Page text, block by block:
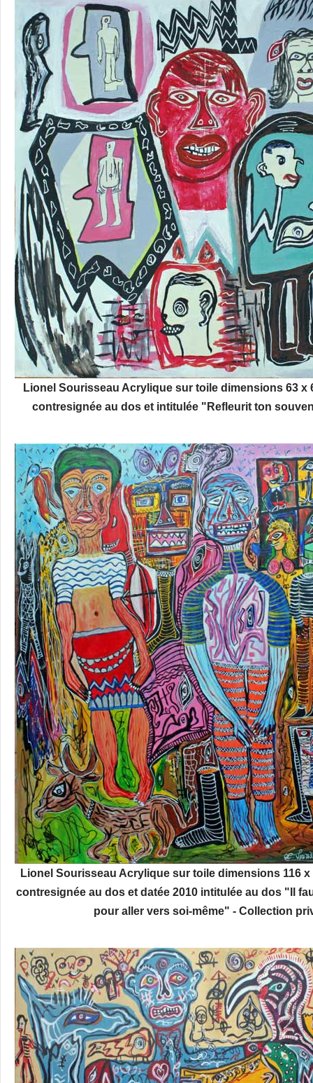
Lionel Sourisseau Acrylique sur toile dimensions 63 x
contresignée au dos et intitulée "Refleurit ton
Lionel Sourisseau Acrylique sur toile dimensions 116
contresignée au dos et datée 2010 intitulée au dos "Il
pour aller vers soi-même" - Collection